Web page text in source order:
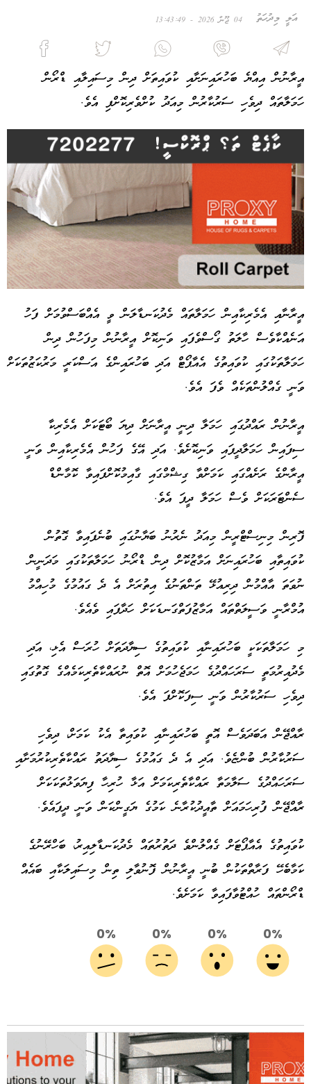
އަލީ މިދުހަތު 04 ޖޫން 2026 - 13:43:49
އީރާނުން އިއްޔެ ބަހުރައިނަށާއި ކުވައިތަށް ދިން މިސައިލާއި ޑްރޯން
ހަމަލާތައް ދިވެހި ސަރުކާރުން މިއަދު ކުށްވެރިކޮށްފި އެވެ.
Advertisement
އީރާނާއި އެމެރިކާއިން ހަމަލާތައް މެދުކަނޑާލަން ވީ އެއްބަސްވުމަށް ފަހު
އަނެއްކާވެސް ހާލަތު ގޯސްވެފައި ވަނިކޮށް އީރާނުން މިފަހުން ދިން
ހަމަލާތަކުގައި ކުވައިތުގެ އެއާޕޯޓް އަދި ބަހުރައިންގެ އަސްކަރީ މަރުކަޒުތަކަށް
ވަނީ ގެއްލުންތަކެއް ވެފަ އެވެ.
އީރާނުން ރައްދުގައި ހަމަލާ ދިނީ އީރާނަށް ދިޔަ ބޯޓަކަށް އެމެރިކާ
ސިފައިން ހަމަލާދީފައި ވަނިކޮށެވެ. އަދި އޭގެ ފަހުން އެމެރިކާއިން ވަނީ
އީރާންގެ ރަށެއްގައި ކަމަށްވާ ގިޝްމްގައި ގާއިމުކޮށްފައިވާ ކޮމާންޑް
ސެންޓަރަކަށް ވެސް ހަމަލާ ދީފަ އެވެ.
ފޮރިން މިނިސްޓްރީން މިއަދު ނެރުނު ބަޔާނުގައި ބުނެފައިވާ ގޮތުން
ކުވައިތާއި ބަހުރައިނަށް އަމާޒުކޮށް ދިން ޑްރޯނު ހަމަލާތަކުގައި މަދަނީން
ނުވަތަ އާއްމުން ދިރިއުޅޭ ތަންތަނުގެ އިތުރަށް އެ ދެ ގައުމުގެ މުހިއްމު
އުމްރާނީ ވަސީލަތްތައް އަމާޒުފަތްގަނޑަކަށް ހަދާފައި ވެއެވެ.
މި ހަމަލާތަކަކީ ބަހުރައިނާއި ކުވައިތުގެ ސިޔާދަތަށް ހުރަސް އެޅި، އަދި
މެދުއިރުމަތީ ސަރަހައްދުގެ ހަމަޖެހުމަށް އޮތް ނުރައްކާތެރިކަމެއްގެ ގޮތުގައި
ދިވެހި ސަރުކާރުން ވަނީ ސިފަކޮށްފަ އެވެ.
ރާއްޖޭން އަބަދަވެސް އޮތީ ބަހުރައިނާއި ކުވައިތާ އެކު ކަމަށް، ދިވެހި
ސަރުކާރުން ބުންޏެވެ. އަދި އެ ދެ ގައުމުގެ ސިޔާދަތު ރައްކާތެރިކުރުމަށާއި
ސަރަހައްދުގެ ސަލާމަތާ ރައްކާތެރިކަމަށް އަޅާ ހުރިހާ ފިޔަވަޅުތަކަކަށް
ރާއްޖޭން ފުރިހަމައަށް ތާއީދުކުރާނެ ކަމުގެ ޔަގީންކަން ވަނީ ދީފައެވެ.
ކުވައިތުގެ އެއާޕޯޓަށް ގެއްލުންވެ ދަތުރުތައް މެދުކަނޑާލިއިރު، ބަހްރޭނުގެ
ކަމާބެހޭ ފަރާތްތަކުން ބުނީ އީރާނުން ފޮނުވާލި ތިން މިސައިލަކާއި ބައެއް
ޑްރޯންތައް ހުއްޓުވާފައިވާ ކަމަށެވެ.
0%
0%
0%
0%